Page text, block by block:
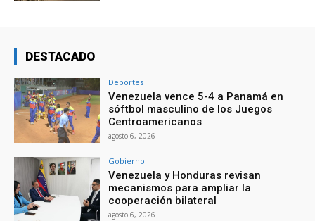
DESTACADO
Deportes
Venezuela vence 5-4 a Panamá en
sóftbol masculino de los Juegos
Centroamericanos
agosto 6, 2026
Gobierno
Venezuela y Honduras revisan
mecanismos para ampliar la
cooperación bilateral
agosto 6, 2026